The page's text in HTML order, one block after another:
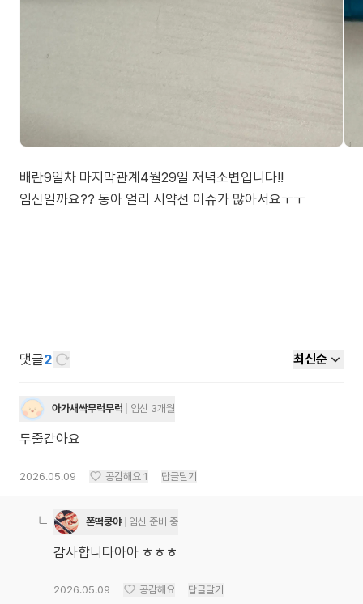
배란9일차 마지막관계4월29일 저녁소변입니다!!
댓글2 최신순
아가새싹무럭무럭 임신 3개월
두줄같아요
2026.05.09 공감해요 1 답글달기
쫀떡쿵야 임신 준비 중
감사합니다아아 ㅎㅎㅎ
2026.05.09 공감해요 답글달기